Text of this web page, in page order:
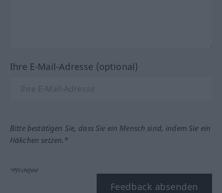
Ihre E-Mail-Adresse (optional)
Bitte bestätigen Sie, dass Sie ein Mensch sind, indem Sie ein
Häkchen setzen.*
*Pflichtfeld
Feedback absenden